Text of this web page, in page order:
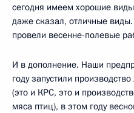
сегодня имеем хорошие
даже сказал, отличные
провели весенне-полевые
И в дополнение. Наши
году запустили
(это и КРС, это и
мяса птиц), в этом году